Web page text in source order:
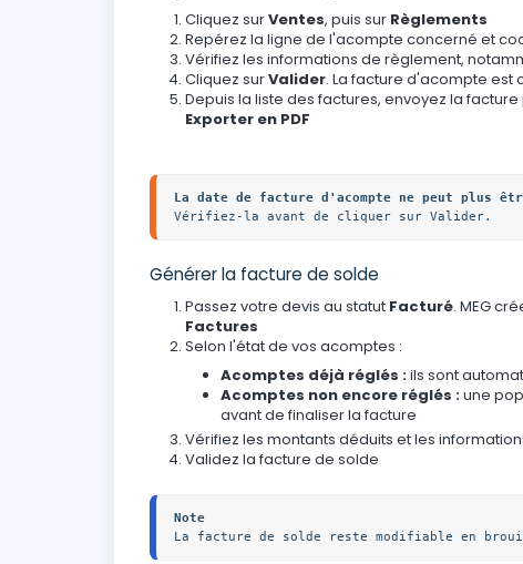
Cliquez surVentes, puis sur Règlements
Repérez la ligne de l'acompte concerné et
Vérifiez les informations de règlement,
Cliquez surValider. La facture d'acompte
Depuis la liste des factures, envoyez la
Exporter en PDF
Vérifiez-la avant de cliquer sur Valider.
Générer la facture de solde
Passez votre devis au statut Facturé. MEG
Factures
Selon l'état de vos acomptes :
Acomptes déjà réglés :ils sont
Acomptes non encore réglés :une
avant de finaliser la facture
Vérifiez les montants déduits et les
Validez la facture de solde
Note
La facture de solde reste modifiable en